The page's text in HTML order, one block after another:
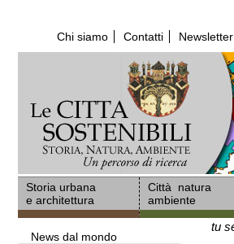
contenuti.
navigazione
Chi siamo Contatti Newsletter
Storia urbana
e architettura
Città natura
ambiente
News dal mondo
tu